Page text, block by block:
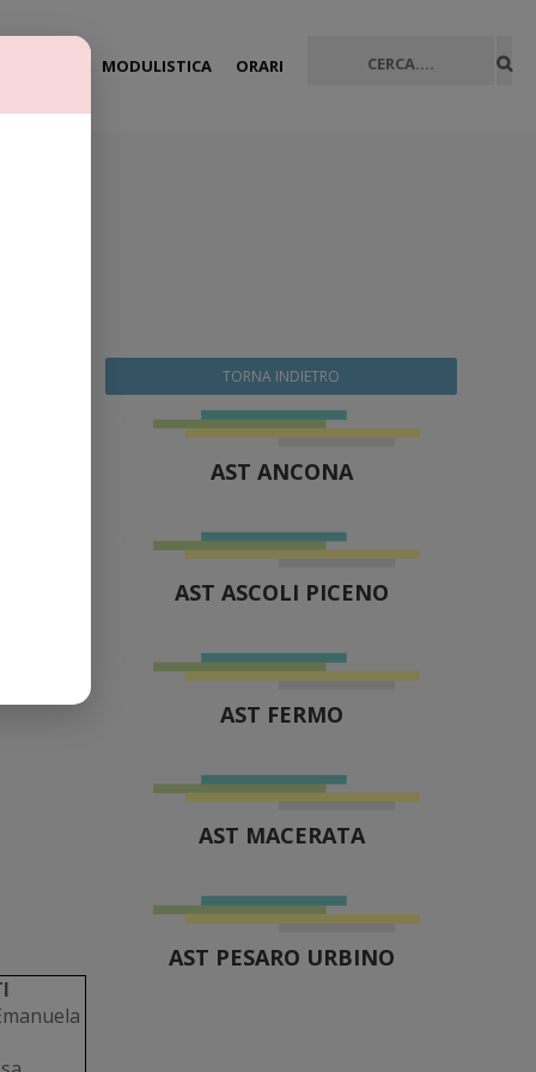
MODULISTICA ORARI
TORNA INDIETRO
AST ANCONA
AST ASCOLI PICENO
AST FERMO
AST MACERATA
AST PESARO URBINO